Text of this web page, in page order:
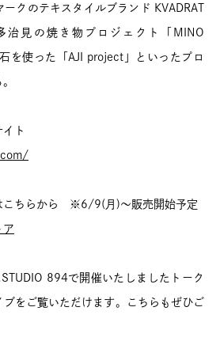
ークのテキスタイルブランド KVADRAT
治見の焼き物プロジェクト「MINO
を使った「AJI project」といったプロ
ト
こちらから ※6/9(月)～販売開始予定
ア
894で開催いたしましたトーク
ブをご覧いただけます。こちらもぜひご